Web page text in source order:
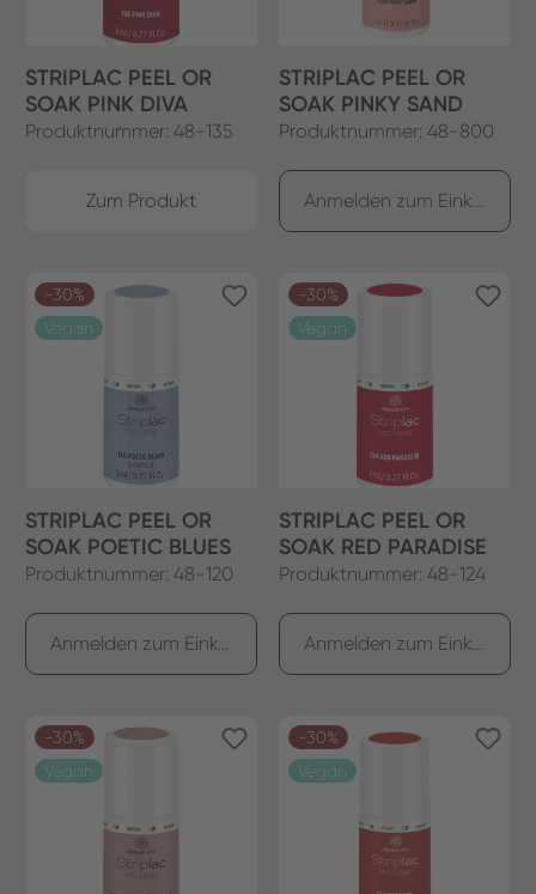
STRIPLAC PEEL OR
SOAK PINK DIVA
Produktnummer: 48-135
Zum Produkt
STRIPLAC PEEL OR
SOAK PINKY SAND
Produktnummer: 48-800
-30%
Vegan
STRIPLAC PEEL OR
SOAK POETIC BLUES
Produktnummer: 48-120
-30%
Vegan
STRIPLAC PEEL OR
SOAK RED PARADISE
Produktnummer: 48-124
-30%
Vegan
-30%
Vegan